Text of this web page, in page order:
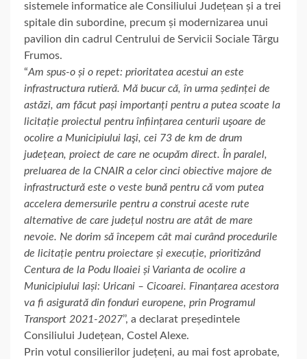
sistemele informatice ale Consiliului Județean și a trei
spitale din subordine, precum și modernizarea unui
pavilion din cadrul Centrului de Servicii Sociale Târgu
Frumos.
“Am spus-o și o repet: prioritatea acestui an este
infrastructura rutieră. Mă bucur că, în urma ședinței de
astăzi, am făcut pași importanți pentru a putea scoate la
licitație proiectul pentru înființarea centurii uşoare de
ocolire a Municipiului Iaşi, cei 73 de km de drum
județean, proiect de care ne ocupăm direct. În paralel,
preluarea de la CNAIR a celor cinci obiective majore de
infrastructură este o veste bună pentru că vom putea
accelera demersurile pentru a construi aceste rute
alternative de care județul nostru are atât de mare
nevoie. Ne dorim să începem cât mai curând procedurile
de licitație pentru proiectare și execuție, prioritizând
Centura de la Podu Iloaiei și Varianta de ocolire a
Municipiului Iași: Uricani – Cicoarei. Finanțarea acestora
va fi asigurată din fonduri europene, prin Programul
Transport 2021-2027’’, a declarat președintele
Consiliului Județean, Costel Alexe.
Prin votul consilierilor județeni, au mai fost aprobate,